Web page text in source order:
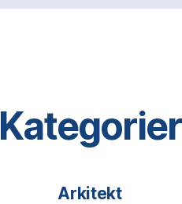
Kategorier
Arkitekt